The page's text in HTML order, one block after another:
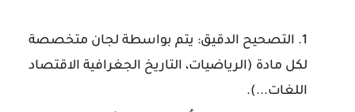
التصحيح الدقيق: يتم بواسطة لجان متخصصة
لكل مادة (الرياضيات، التاريخ الجغرافية الاقتصاد
اللغات...).